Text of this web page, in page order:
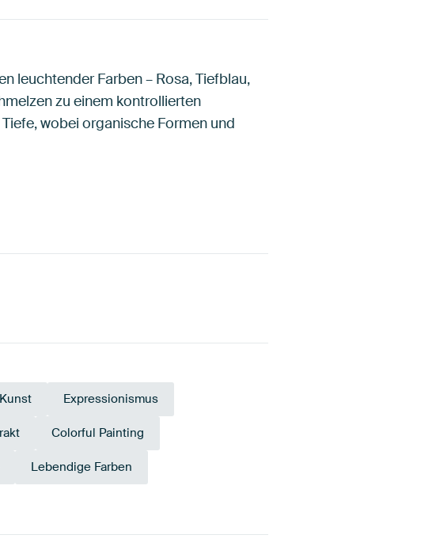
leuchtender Farben – Rosa, Tiefblau,
zu einem kontrollierten
wobei organische Formen und
Expressionismus
Colorful Painting
Lebendige Farben